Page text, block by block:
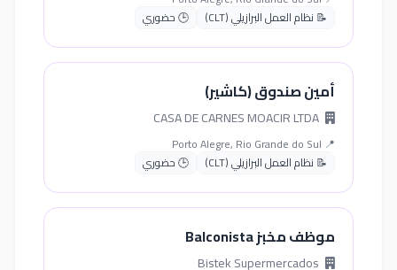
📝 نظام العمل البرازيلي (CLT)
🕒 حضوري
أمين صندوق (كاشير)
📍 Porto Alegre, Rio Grande do Sul
📝 نظام العمل البرازيلي (CLT)
🕒 حضوري
موظف مخبز Balconista